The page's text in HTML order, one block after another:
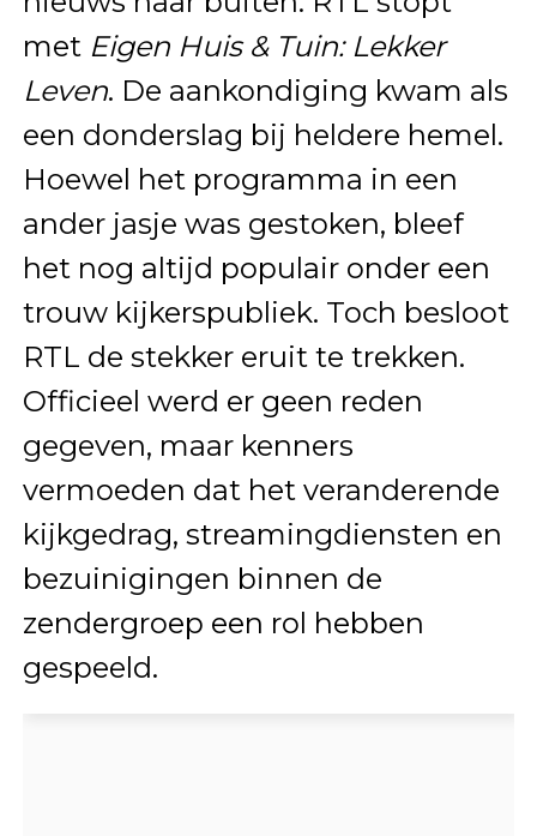
met Eigen Huis & Tuin: Lekker
Leven. De aankondiging kwam als
een donderslag bij heldere hemel.
Hoewel het programma in een
ander jasje was gestoken, bleef
het nog altijd populair onder een
trouw kijkerspubliek. Toch besloot
RTL de stekker eruit te trekken.
Officieel werd er geen reden
gegeven, maar kenners
vermoeden dat het veranderende
kijkgedrag, streamingdiensten en
bezuinigingen binnen de
zendergroep een rol hebben
gespeeld.